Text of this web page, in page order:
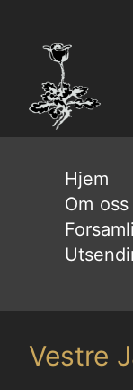
Hjem
Om oss
Vestre